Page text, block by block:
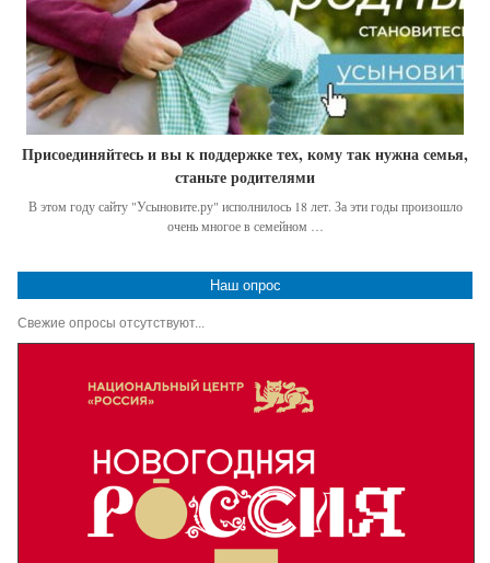
Присоединяйтесь и вы к поддержке тех, кому так нужна семья,
станьте родителями
В этом году сайту "Усыновите.ру" исполнилось 18 лет. За эти годы произошло
очень многое в семейном …
Наш опрос
Свежие опросы отсутствуют...